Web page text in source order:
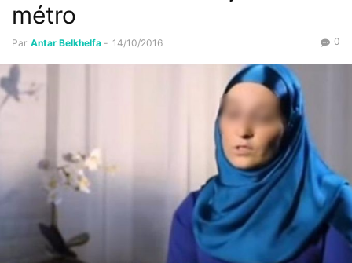
métro
Par Antar Belkhelfa - 14/10/2016 0